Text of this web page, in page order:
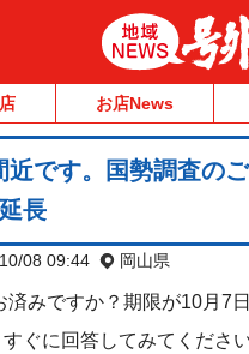
お店News
近です。国勢調査の
長
08 09:44 岡山県
みですか？期限が10月7
ぐに回答してみてください